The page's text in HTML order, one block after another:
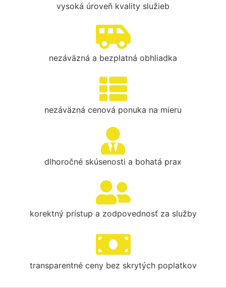
vysoká úroveň kvality služieb
nezáväzná a bezplatná obhliadka
nezáväzná cenová ponuka na mieru
dlhoročné skúsenosti a bohatá prax
korektný prístup a zodpovednosť za služby
transparentné ceny bez skrytých poplatkov